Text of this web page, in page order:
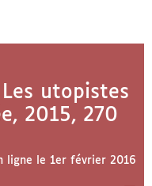
utopistes
2015, 270
ligne le 1er février 2016